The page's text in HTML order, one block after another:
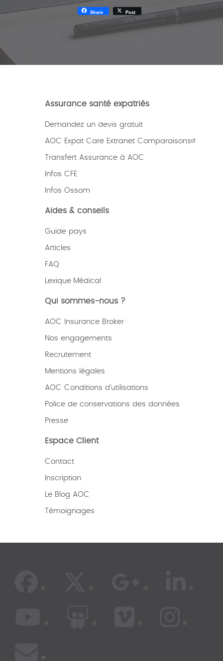
Share Post
Assurance santé expatriés
Demandez un devis gratuit
AOC Expat Care Extranet Comparaisons
Transfert Assurance à AOC
Infos CFE
Infos Ossom
Aides & conseils
Guide pays
Articles
FAQ
Lexique Médical
Qui sommes-nous ?
AOC Insurance Broker
Nos engagements
Recrutement
Mentions légales
AOC Conditions d’utilisations
Police de conservations des données
Presse
Espace Client
Contact
Inscription
Le Blog AOC
Témoignages